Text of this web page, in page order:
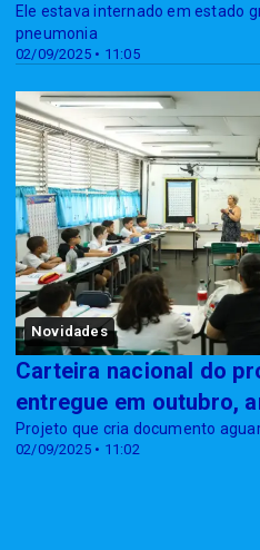
02/09/2025 • 11:05
Ele estava internado em estado
pneumonia
Novidades
02/09/2025 • 11:02
Carteira nacional do
entregue em outubro,
Projeto que cria documento